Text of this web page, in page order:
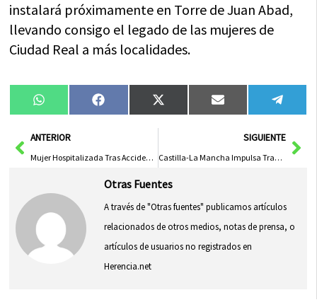
instalará próximamente en Torre de Juan Abad,
llevando consigo el legado de las mujeres de
Ciudad Real a más localidades.
Compartir
en
WhatsAppCompartir
en
FacebookCompartir
en
X
(Twitter)
Compartir
en
Email
en
AntANTERIOR
Mujer Hospitalizada Tras Accidente con su Propio Vehículo en CMMedia
SIGUIENTE
Castilla-La Mancha Impulsa Transporte a Demanda para Mejorar Acceso Rural y Fomentar Inclusión
Otras Fuentes
A través de "Otras fuentes" publicamos artículos
relacionados de otros medios, notas de prensa, o
artículos de usuarios no registrados en
Herencia.net